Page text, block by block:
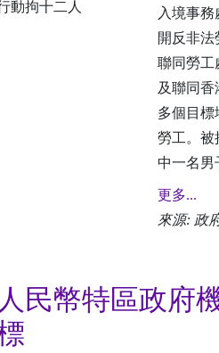
入境事
開反非法
聯同勞工
及聯同
多個目標
勞工。被
中一名男
更多...
來源: 政
民幣特區政府